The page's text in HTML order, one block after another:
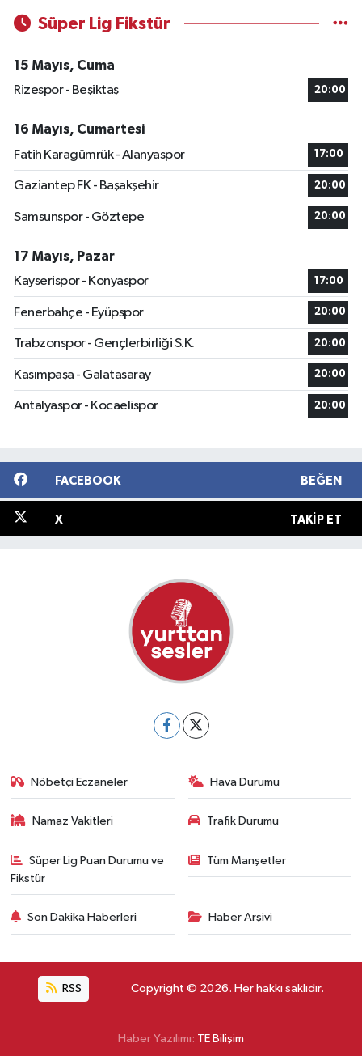
Süper Lig Fikstür
15 Mayıs, Cuma
Rizespor - Beşiktaş
20:00
16 Mayıs, Cumartesi
Fatih Karagümrük - Alanyaspor
17:00
Gaziantep FK - Başakşehir 20:00
Samsunspor - Göztepe 20:00
17 Mayıs, Pazar
Kayserispor - Konyaspor
17:00
Fenerbahçe - Eyüpspor 20:00
Trabzonspor - Gençlerbirliği S.K. 20:00
Kasımpaşa - Galatasaray 20:00
Antalyaspor - Kocaelispor 20:00
FACEBOOK BEĞEN
X TAKIP ET
Nöbetçi Eczaneler Hava Durumu
Namaz Vakitleri Trafik Durumu
Süper Lig Puan Durumu ve
Fikstür
Tüm Manşetler
Son Dakika Haberleri Haber Arşivi
RSS Copyright © 2026. Her hakkı saklıdır.
Haber Yazılımı: TE Bilişim